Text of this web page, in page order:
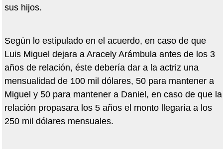
sus hijos.
Según lo estipulado en el acuerdo, en caso de que
Luis Miguel dejara a Aracely Arámbula antes de los 3
años de relación, éste debería dar a la actriz una
mensualidad de 100 mil dólares, 50 para mantener a
Miguel y 50 para mantener a Daniel, en caso de que la
relación propasara los 5 años el monto llegaría a los
250 mil dólares mensuales.